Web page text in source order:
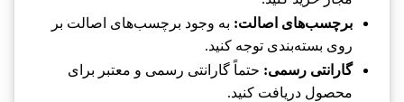
برچسب‌های اصالت: به وجود برچسب‌های اصالت بر
روی بسته‌بندی توجه کنید.
گارانتی رسمی: حتماً گارانتی رسمی و معتبر برای
محصول دریافت کنید.